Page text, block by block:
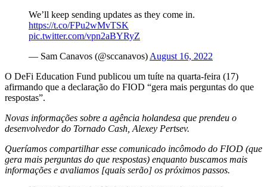
We’ll keep sending updates as they come in.
https://t.co/FPu2wMvTSK
pic.twitter.com/vpn2aBYRyZ
— Sam Canavos (@sccanavos) August 16, 2022
O DeFi Education Fund publicou um tuíte na quarta-feira (17)
afirmando que a declaração do FIOD “gera mais perguntas do que
respostas”.
Novas informações sobre a agência holandesa que prendeu o
desenvolvedor do Tornado Cash, Alexey Pertsev.
Queríamos compartilhar esse comunicado incômodo do FIOD (que
gera mais perguntas do que respostas) enquanto buscamos mais
informações e avaliamos [quais serão] os próximos passos.